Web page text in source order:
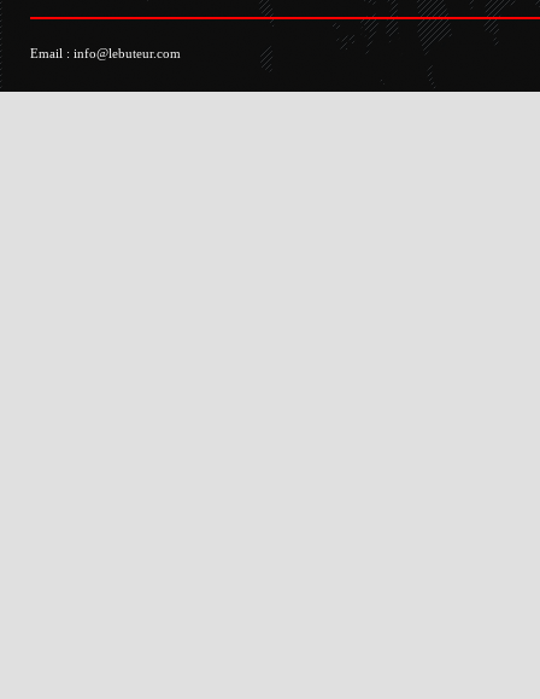
Email : info@lebuteur.com